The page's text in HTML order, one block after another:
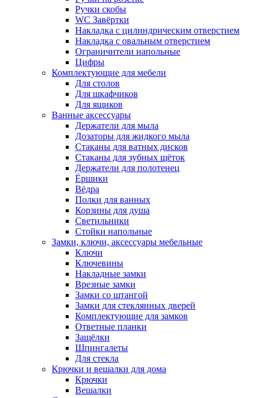
Ручки скобы
WC Завёртки
Накладка с цилиндрическим отверстием
Накладка с овальным отверстием
Ограничители напольные
Цифры
Комплектующие для мебели
Для столов
Для шкафчиков
Для ящиков
Ванные аксессуары
Держатели для мыла
Дозаторы для жидкого мыла
Стаканы для ватных дисков
Стаканы для зубных щёток
Держатели для полотенец
Ёршики
Вёдра
Полки для ванных
Корзины для душа
Светильники
Стойки напольные
Замки, ключи, аксессуары мебельные
Ключи
Ключевины
Накладные замки
Врезные замки
Замки со штангой
Замки для стеклянных дверей
Комплектующие для замков
Ответные планки
Защёлки
Шпингалеты
Для стекла
Крючки и вешалки для дома
Крючки
Вешалки